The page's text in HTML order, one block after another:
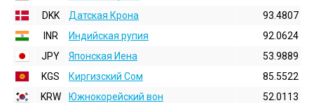
DKK
Датская Крона
93.4807
INR
Индийская pупия
92.0624
JPY
Японская Иена
53.9889
KGS
Киргизский Сом
85.5522
KRW
Южнокорейский вон
52.0113